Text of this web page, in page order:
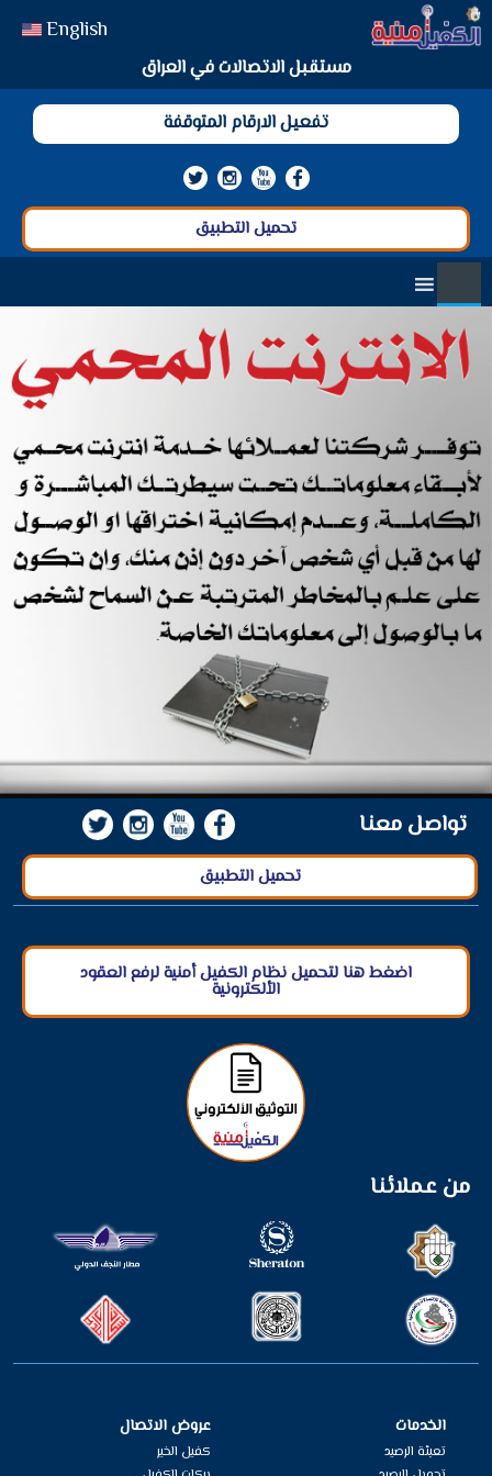
مستقبل الاتصالات في العراق
English
تفعيل الارقام المتوقفة
تحميل التطبيق
تواصل معنا
تحميل التطبيق
اضغط هنا لتحميل نظام الكفيل أمنية لرفع العقود
الألكترونية
من عملائنا
الخدمات
تعبئة الرصيد
عروض الاتصال
كفيل الخير